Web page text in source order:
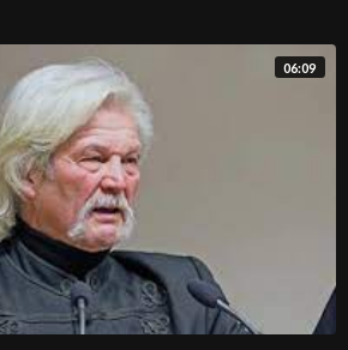
06:09